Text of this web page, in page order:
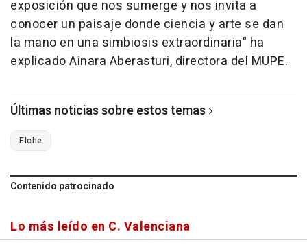
exposición que nos sumerge y nos invita a
conocer un paisaje donde ciencia y arte se dan
la mano en una simbiosis extraordinaria" ha
explicado Ainara Aberasturi, directora del MUPE.
Últimas noticias sobre estos temas
Elche
Contenido patrocinado
Lo más leído en C. Valenciana